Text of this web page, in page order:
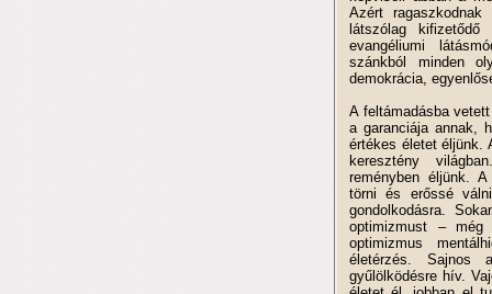
Azért
látszólag
evangéliumi
szánkból minden
demokrácia,
A feltámadásba
a garanciája annak,
értékes életet éljünk.
keresztény
reményben éljünk.
törni és erőssé
gondolkodásra.
optimizmust –
optimizmus
életérzés.
gyűlölködésre hív.